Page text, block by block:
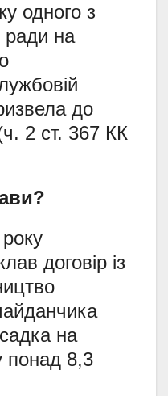
одного з
ради на
до
2 ст. 367 КК
договір із
на
понад 8,3